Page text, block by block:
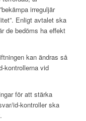
irreguljär
Enligt avtalet ska
de bedöms ha effekt
kan ändras så
kontrollerna vid
för att stärka
id-kontroller ska